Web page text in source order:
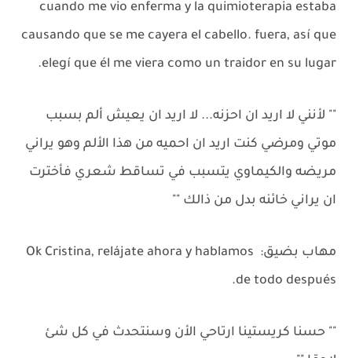
cuando me vio enferma y la quimioterapia estaba
causando que se me cayera el cabello. fuera, así que
elegí que él me viera como un traidor en su lugar.
"" لأنني لا اريد ان احزنه... لا اريد ان يعيش ألم بسبب
موتي ومرضي كنت اريد ان احميه من هذا الألم وهو يراني
مريضه والكيماوي يتسبب في تساقط شعري فأخترت
ان يراني خائنه بدل من ذالك ""
مهاب بضيق: Ok Cristina, relájate ahora y hablamos
de todo después.
"" حسنا كريستينا ارتاحي الأن وسنتحدث في كل شئ